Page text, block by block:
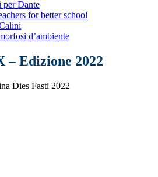
Dante
for better school
d’ambiente
– Edizione 2022